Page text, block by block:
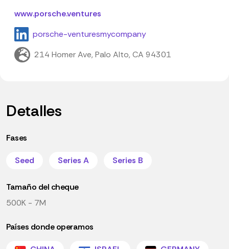
www.porsche.ventures
porsche-venturesmycompany
214 Homer Ave, Palo Alto, CA 94301
Detalles
Fases
Seed Series A Series B
Tamaño del cheque
500K - 7M
Países donde operamos